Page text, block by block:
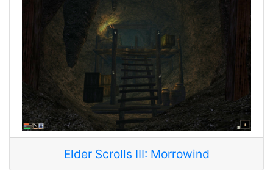
Elder Scrolls III: Morrowind